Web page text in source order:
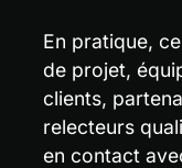
En pratique,
de projet,
clients,
relecteurs
en contact